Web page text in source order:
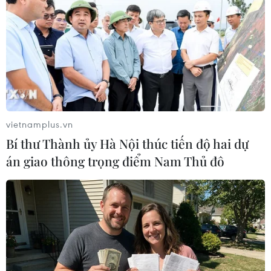
TIN LIÊN QUAN
vietnamplus.vn
Bí thư Thành ủy Hà Nội thúc tiến độ hai dự
án giao thông trọng điểm Nam Thủ đô